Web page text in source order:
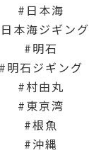
日本海
日本海ジギング
明石
明石ジギング
村由丸
東京湾
根魚
沖縄